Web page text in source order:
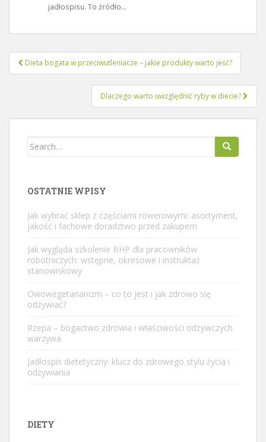
jadłospisu. To źródło...
Nawigacja
wpisu
Dieta bogata w przeciwutleniacze – jakie produkty warto jeść?
Dlaczego warto uwzględnić ryby w diecie?
Search
OSTATNIE WPISY
Jak wybrać sklep z częściami rowerowymi: asortyment,
jakość i fachowe doradztwo przed zakupem
Jak wygląda szkolenie BHP dla pracowników
robotniczych: wstępne, okresowe i instruktaż
stanowiskowy
Owowegetarianizm – co to jest i jak zdrowo się
odżywiać?
Rzepa – bogactwo zdrowia i właściwości odżywczych
warzywa
Jadłospis dietetyczny: klucz do zdrowego stylu życia i
odżywiania
DIETY